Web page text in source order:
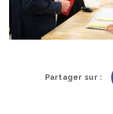
Partager sur :